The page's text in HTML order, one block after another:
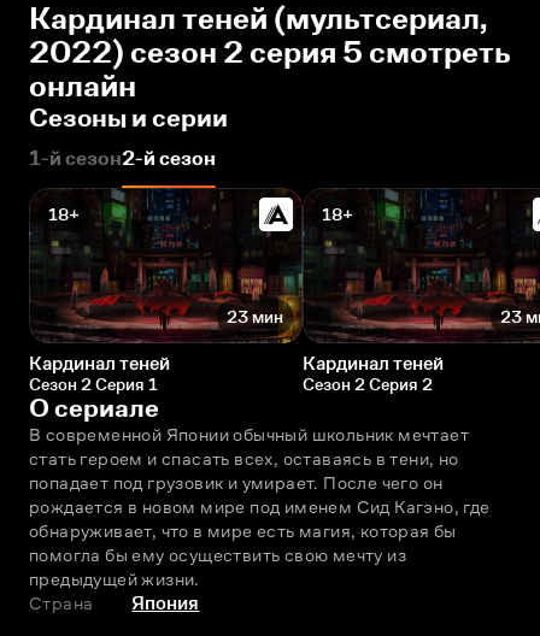
Кардинал теней (мультсериал,
2022) сезон 2 серия 5 смотреть
онлайн
Сезоны и серии
1-й сезон2-й сезон
18+
23 мин
Кардинал теней
Сезон 2 Серия 1
18+
23
Кардинал теней
Сезон 2 Серия 2
О сериале
В современной Японии обычный школьник мечтает
стать героем и спасать всех, оставаясь в тени, но
попадает под грузовик и умирает. После чего он
рождается в новом мире под именем Сид Кагэно, где
обнаруживает, что в мире есть магия, которая бы
помогла бы ему осуществить свою мечту из
предыдущей жизни.
Страна
Япония